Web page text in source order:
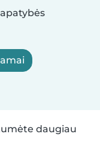
daugiau